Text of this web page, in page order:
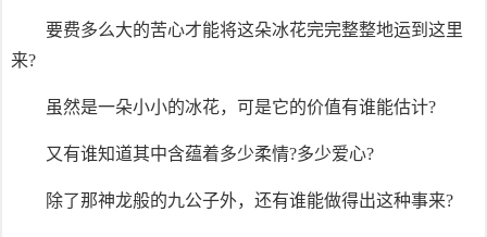
要费多么大的苦心才能将这朵冰花完完整整地运到这里
来?
虽然是一朵小小的冰花，可是它的价值有谁能估计?
又有谁知道其中含蕴着多少柔情?多少爱心?
除了那神龙般的九公子外，还有谁能做得出这种事来?